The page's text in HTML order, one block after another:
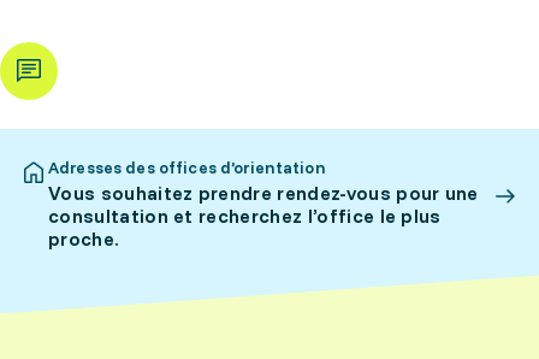
Adresses des offices d’orientation
Vous souhaitez prendre rendez-vous pour une
consultation et recherchez l’office le plus
proche.